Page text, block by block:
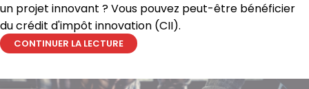
un projet innovant ? Vous pouvez peut-être bénéficier
du crédit d'impôt innovation (CII).
CONTINUER LA LECTURE